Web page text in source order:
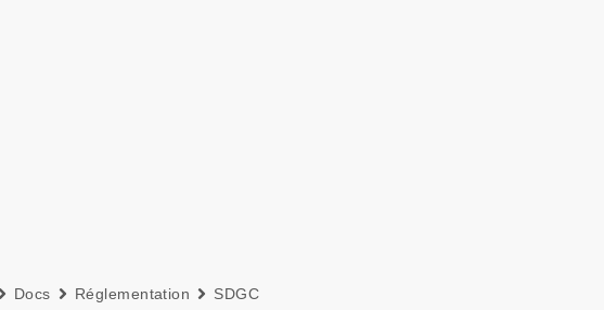
Docs Réglementation SDGC